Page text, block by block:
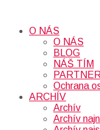
O NÁS
O NÁS
BLOG
NÁŠ TÍM
Ochrana
ARCHÍV
Archív
Archív